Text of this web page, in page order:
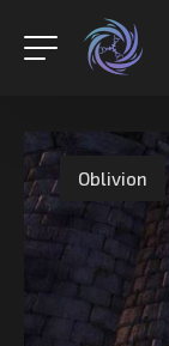
Oblivion